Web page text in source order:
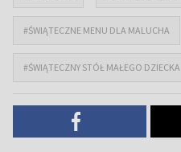
#ŚWIĄTECZNE MENU DLA MALUCHA
#ŚWIĄTECZNY STÓŁ MAŁEGO DZIECKA